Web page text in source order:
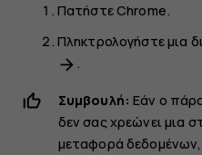
ΠατήστεChrome.
Πληκτρολογήστε μια
arrow_forward .
Συμβουλή: Εάν ο
δεν σας χρεώνει μια
μεταφορά δεδομένων,